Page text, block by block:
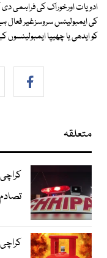
ادویات اورخوراک کی فراہمی دی
کی ایمبولینس سروسزغیر فعال
کو ایدھی یا چھیپا
متعلقہ